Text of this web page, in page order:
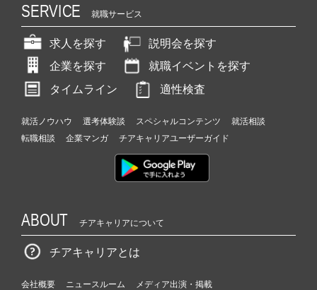
SERVICE 就職サービス
求人を探す
説明会を探す
企業を探す
就職イベントを探す
タイムライン
適性検査
就活ノウハウ 選考体験談 スペシャルコンテンツ
就活相談
転職相談
企業マンガ チアキャリアユーザーガイド
ABOUT チアキャリアについて
チアキャリアとは
会社概要 ニュースルーム
メディア出演・掲載